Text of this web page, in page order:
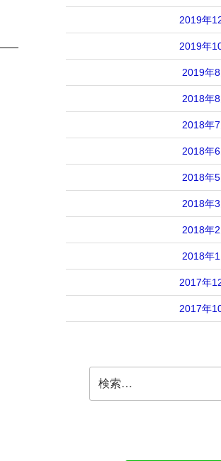
2019年
2019年
2019年8
2018年8
2018年7
2018年6
2018年5
2018年3
2018年2
2018年1
2017年
2017年
検
索: